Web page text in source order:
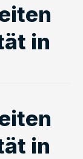
in
in